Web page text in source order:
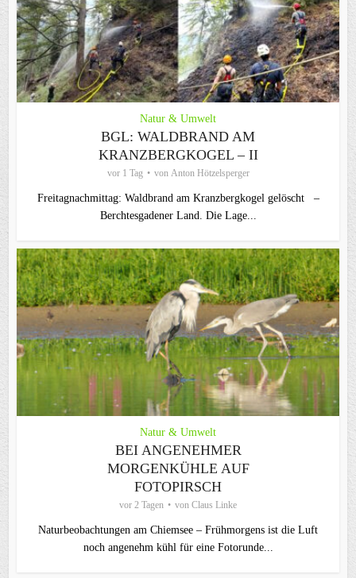
Natur & Umwelt
BGL: WALDBRAND AM
KRANZBERGKOGEL – II
vor 1 Tag von Anton Hötzelsperger
Freitagnachmittag: Waldbrand am Kranzbergkogel gelöscht –
Berchtesgadener Land. Die Lage...
Natur & Umwelt
BEI ANGENEHMER
MORGENKÜHLE AUF
FOTOPIRSCH
vor 2 Tagen von Claus Linke
Naturbeobachtungen am Chiemsee – Frühmorgens ist die Luft
noch angenehm kühl für eine Fotorunde...